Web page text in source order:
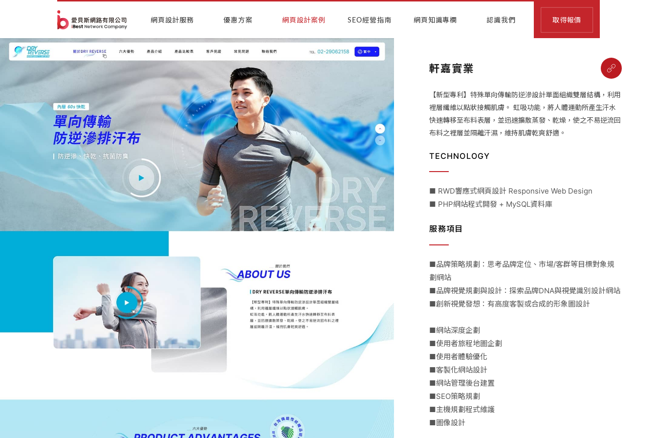
網頁設計服務 優惠方案 網頁設計案例 SEO經營指南 網頁知識專欄 認識我們 取得報價
軒嘉實業
【新型專利】特殊單向傳輸防逆滲設計單面組織雙層結構，利用
裡層纖維以點狀接觸肌膚。 虹吸功能，將人體運動所產生汗水
快速轉移至布料表層，並迅速擴散蒸發、乾燥，使之不易逆流回
布料之裡層並隔離汗濕，維持肌膚乾爽舒適。
TECHNOLOGY
■ RWD響應式網頁設計 Responsive Web Design
■ PHP網站程式開發 + MySQL資料庫
服務項目
■品牌策略規劃：思考品牌定位、市場/客群等目標對象規
劃網站
■品牌視覺規劃與設計：探索品牌DNA與視覺識別設計網站
■創新視覺發想：有高度客製或合成的形象圖設計
■網站深度企劃
■使用者旅程地圖企劃
■使用者體驗優化
■客製化網站設計
■網站管理後台建置
■SEO策略規劃
■主機規劃程式維護
■圖像設計